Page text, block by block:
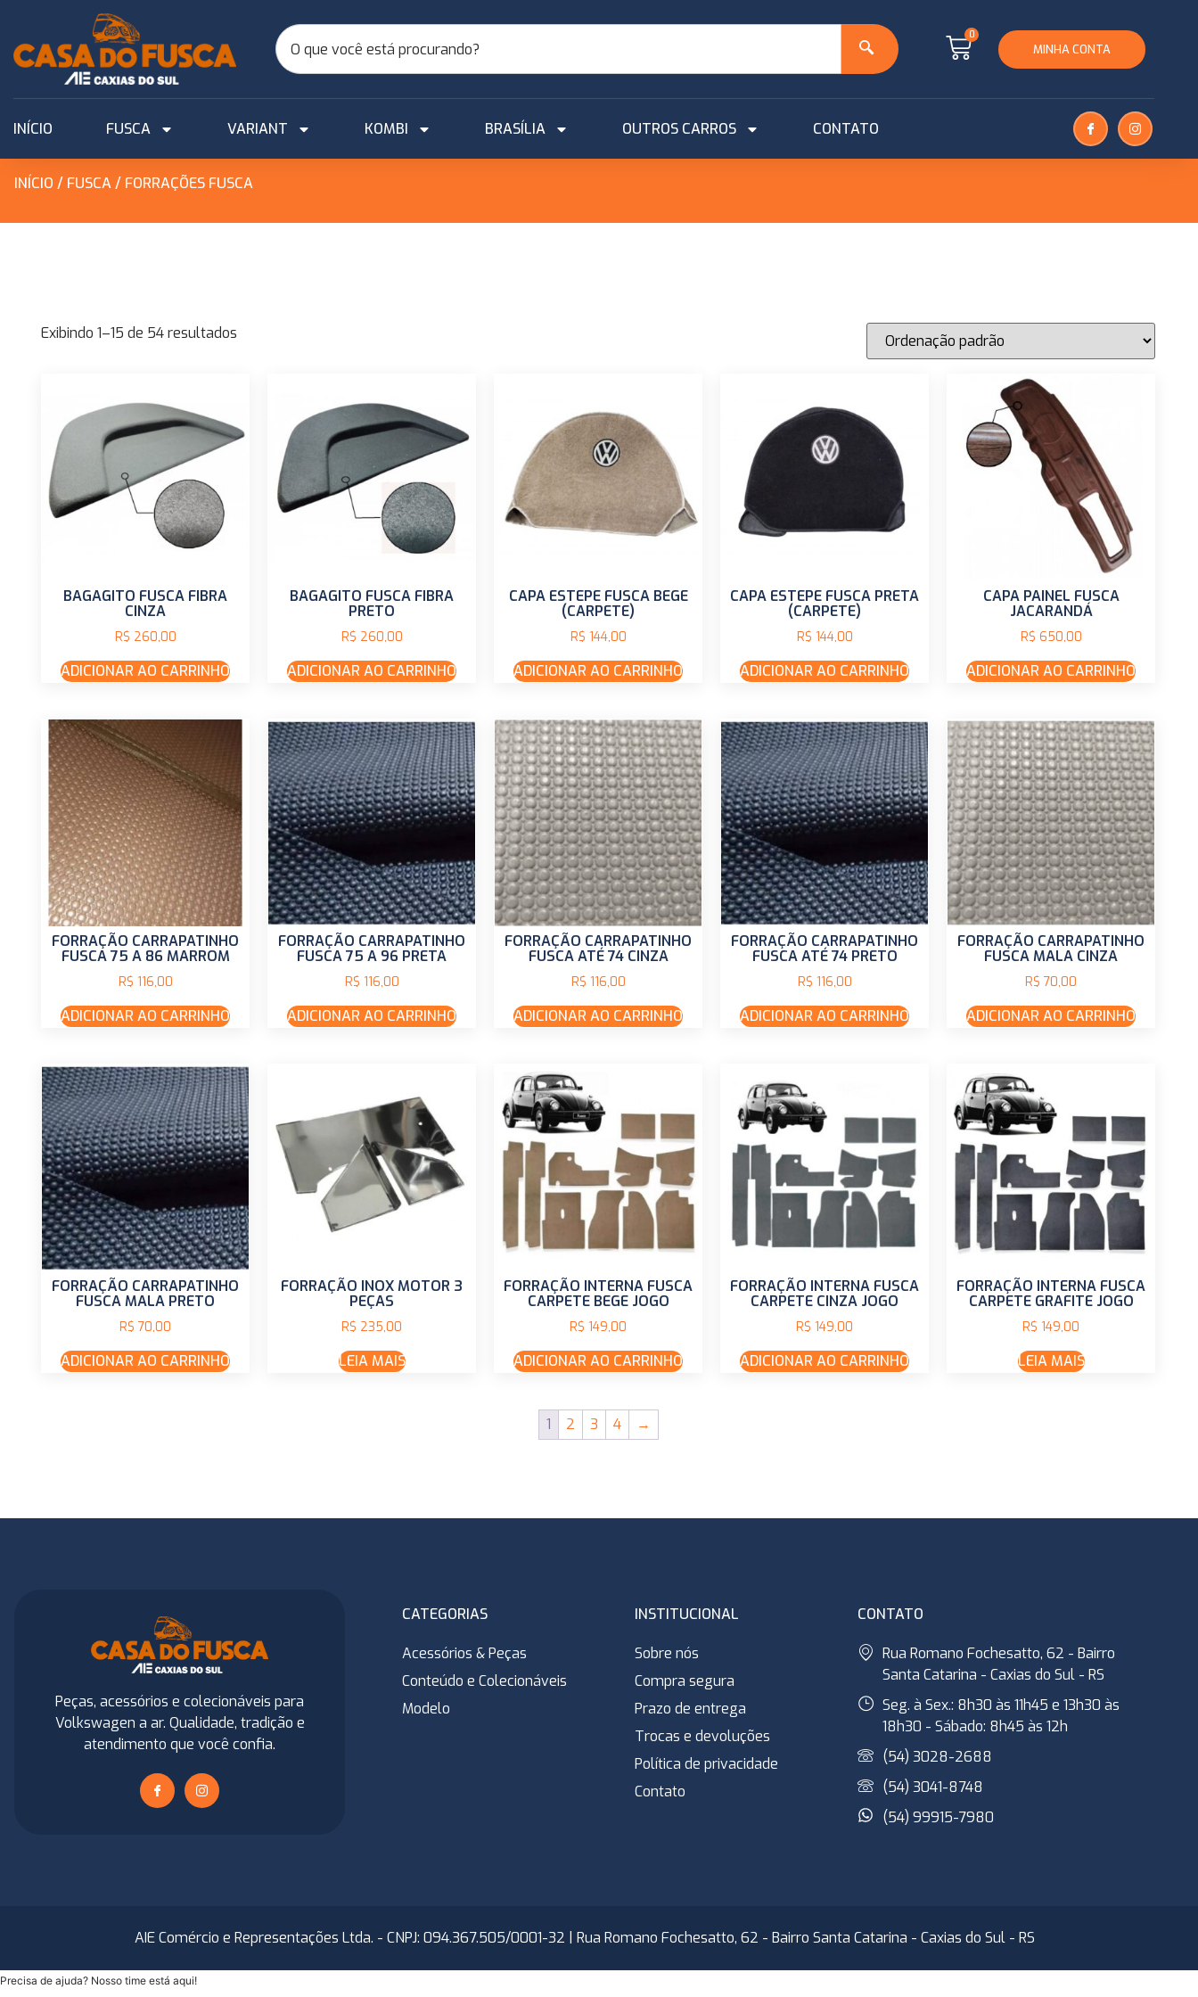
0
MINHA CONTA
INÍCIO FUSCA VARIANT KOMBI BRASÍLIA OUTROS CARROS CONTATO
INÍCIO / FUSCA/ FORRAÇÕES FUSCA
Exibindo 1–15 de 54 resultados
BAGAGITO FUSCA FIBRA
CINZA
R$ 260,00
ADICIONAR AO CARRINHO
BAGAGITO FUSCA FIBRA
PRETO
R$ 260,00
ADICIONAR AO CARRINHO
CAPA ESTEPE FUSCA BEGE
(CARPETE)
R$ 144,00
ADICIONAR AO CARRINHO
CAPA ESTEPE FUSCA PRETA
(CARPETE)
R$ 144,00
ADICIONAR AO CARRINHO
CAPA PAINEL FUSCA
JACARANDÁ
R$ 650,00
ADICIONAR AO CARRINHO
FORRAÇÃO CARRAPATINHO
FUSCA 75 A 86 MARROM
R$ 116,00
ADICIONAR AO CARRINHO
FORRAÇÃO CARRAPATINHO
FUSCA 75 A 96 PRETA
R$ 116,00
ADICIONAR AO CARRINHO
FORRAÇÃO CARRAPATINHO
FUSCA ATÉ 74 CINZA
R$ 116,00
ADICIONAR AO CARRINHO
FORRAÇÃO CARRAPATINHO
FUSCA ATÉ 74 PRETO
R$ 116,00
ADICIONAR AO CARRINHO
FORRAÇÃO CARRAPATINHO
FUSCA MALA CINZA
R$ 70,00
ADICIONAR AO CARRINHO
FORRAÇÃO CARRAPATINHO
FUSCA MALA PRETO
R$ 70,00
ADICIONAR AO CARRINHO
FORRAÇÃO INOX MOTOR 3
PEÇAS
R$ 235,00
LEIA MAIS
FORRAÇÃO INTERNA FUSCA
CARPETE BEGE JOGO
R$ 149,00
ADICIONAR AO CARRINHO
FORRAÇÃO INTERNA FUSCA
CARPETE CINZA JOGO
R$ 149,00
ADICIONAR AO CARRINHO
FORRAÇÃO INTERNA FUSCA
CARPETE GRAFITE JOGO
R$ 149,00
LEIA MAIS
1 2 3 4 →
Peças, acessórios e colecionáveis para
Volkswagen a ar. Qualidade, tradição e
atendimento que você confia.
CATEGORIAS
Acessórios & Peças
Conteúdo e Colecionáveis
Modelo
INSTITUCIONAL
Sobre nós
Compra segura
Prazo de entrega
Trocas e devoluções
Política de privacidade
Contato
CONTATO
Rua Romano Fochesatto, 62 - Bairro
Santa Catarina - Caxias do Sul - RS
Seg. à Sex.: 8h30 às 11h45 e 13h30 às
18h30 - Sábado: 8h45 às 12h
(54) 3028-2688
(54) 3041-8748
(54) 99915-7980
AIE Comércio e Representações Ltda. - CNPJ: 094.367.505/0001-32 | Rua Romano Fochesatto, 62 - Bairro Santa Catarina - Caxias do Sul - RS
Precisa de ajuda? Nosso time está aqui!